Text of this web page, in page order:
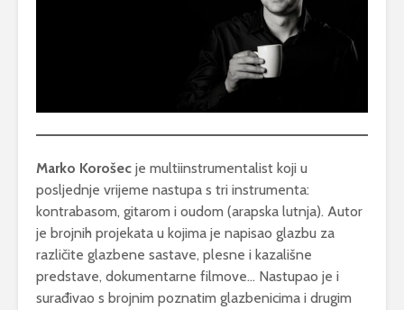
Marko Korošec je multiinstrumentalist koji u
posljednje vrijeme nastupa s tri instrumenta:
kontrabasom, gitarom i oudom (arapska lutnja). Autor
je brojnih projekata u kojima je napisao glazbu za
različite glazbene sastave, plesne i kazališne
predstave, dokumentarne filmove… Nastupao je i
surađivao s brojnim poznatim glazbenicima i drugim